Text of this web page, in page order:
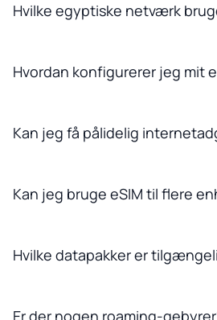
Hvilke egyptiske netværk
Hvordan konfigurerer jeg mit
Kan jeg få pålidelig
Kan jeg bruge eSIM til flere
Hvilke datapakker er
Er der nogen roaming-